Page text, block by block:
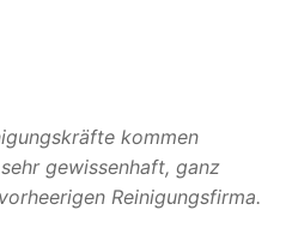
kommen
gewissenhaft, ganz
Reinigungsfirma.